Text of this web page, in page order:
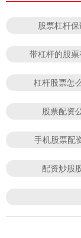
股票杠杆
带杠杆的股
杠杆股票怎
股票配资
手机股票配
配资炒股